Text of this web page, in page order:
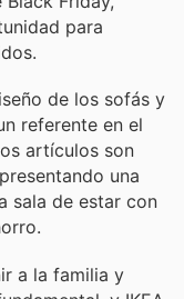
para
de los sofás y
referente en el
artículos son
una
sala de estar con
a la familia y